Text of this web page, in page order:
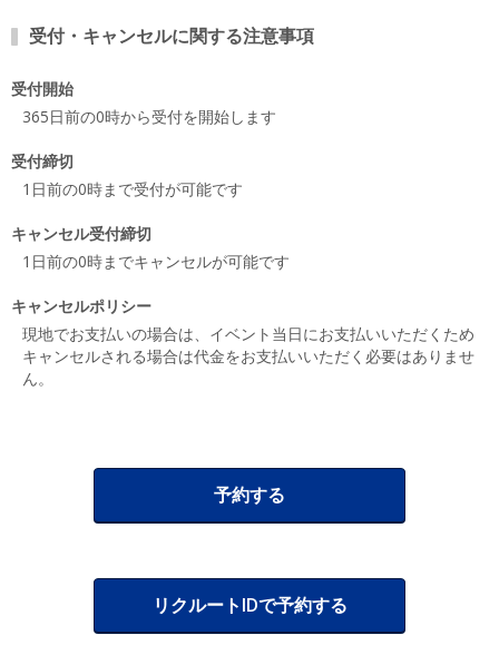
受付・キャンセルに関する注意事項
受付開始
365日前の0時から受付を開始します
受付締切
1日前の0時まで受付が可能です
キャンセル受付締切
1日前の0時までキャンセルが可能です
キャンセルポリシー
現地でお支払いの場合は、イベント当日にお支払いいただくため
キャンセルされる場合は代金をお支払いいただく必要はありませ
ん。
予約する
リクルートIDで予約する